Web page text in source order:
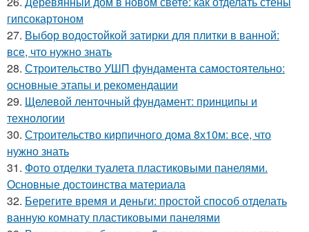
гипсокартоном
27. Выбор водостойкой затирки для плитки в ванной:
все, что нужно знать
28. Строительство УШП фундамента самостоятельно:
основные этапы и рекомендации
29. Щелевой ленточный фундамент: принципы и
технологии
30. Строительство кирпичного дома 8х10м: все, что
нужно знать
31. Фото отделки туалета пластиковыми панелями.
Основные достоинства материала
32. Берегите время и деньги: простой способ отделать
ванную комнату пластиковыми панелями